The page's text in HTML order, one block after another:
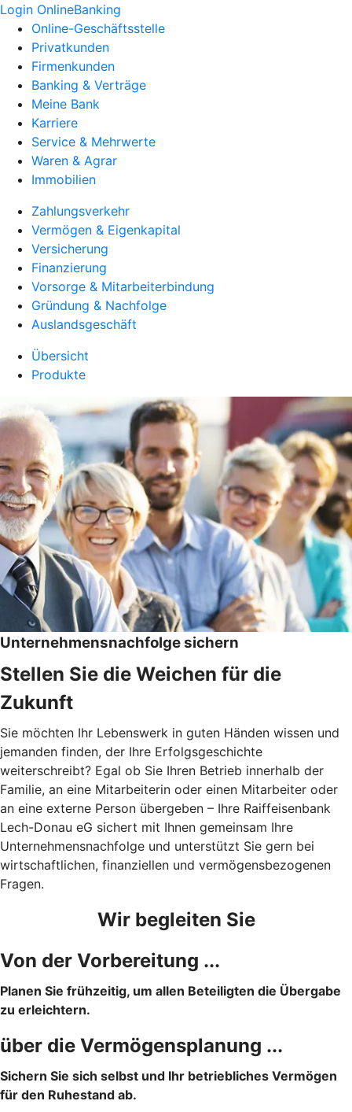
Login OnlineBanking
Online-Geschäftsstelle
Privatkunden
Firmenkunden
Banking & Verträge
Meine Bank
Karriere
Service & Mehrwerte
Waren & Agrar
Immobilien
Zahlungsverkehr
Vermögen & Eigenkapital
Versicherung
Finanzierung
Vorsorge & Mitarbeiterbindung
Gründung & Nachfolge
Auslandsgeschäft
Übersicht
Produkte
Unternehmensnachfolge sichern
Stellen Sie die Weichen für die
Zukunft
Sie möchten Ihr Lebenswerk in guten Händen wissen und
jemanden finden, der Ihre Erfolgsgeschichte
weiterschreibt? Egal ob Sie Ihren Betrieb innerhalb der
Familie, an eine Mitarbeiterin oder einen Mitarbeiter oder
an eine externe Person übergeben – Ihre Raiffeisenbank
Lech-Donau eG sichert mit Ihnen gemeinsam Ihre
Unternehmensnachfolge und unterstützt Sie gern bei
wirtschaftlichen, finanziellen und vermögensbezogenen
Fragen.
Wir begleiten Sie
Von der Vorbereitung ...
Planen Sie frühzeitig, um allen Beteiligten die Übergabe
zu erleichtern.
über die Vermögensplanung ...
Sichern Sie sich selbst und Ihr betriebliches Vermögen
für den Ruhestand ab.